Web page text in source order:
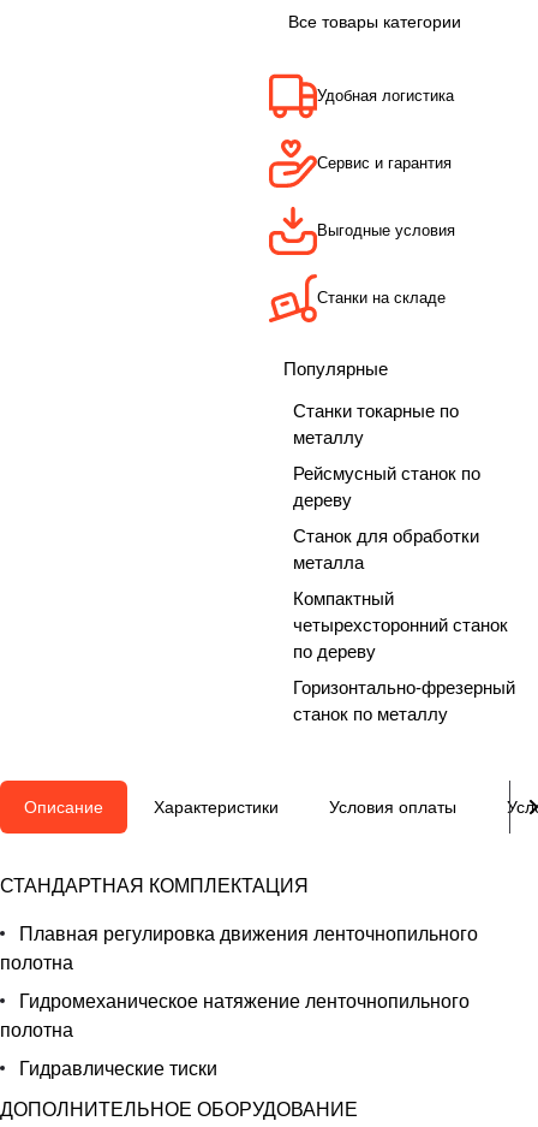
Все товары категории
Удобная логистика
Сервис и гарантия
Выгодные условия
Станки на складе
Популярные
Станки токарные по
металлу
Рейсмусный станок по
дереву
Станок для обработки
металла
Компактный
четырехсторонний станок
по дереву
Горизонтально-фрезерный
станок по металлу
Описание Характеристики Условия оплаты
СТАНДАРТНАЯ КОМПЛЕКТАЦИЯ
Плавная регулировка движения ленточнопильного
полотна
Гидромеханическое натяжение ленточнопильного
полотна
Гидравлические тиски
ДОПОЛНИТЕЛЬНОЕ ОБОРУДОВАНИЕ